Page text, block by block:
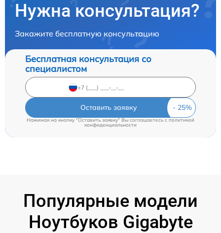
Нужна консультация?
Закажите бесплатную консультацию
Бесплатная консультация со
специалистом
Оставить заявку
Нажимая на кнопку "Оставить заявку" Вы соглашаетесь cполитикой
конфиденциальности
Популярные модели
Ноутбуков Gigabyte